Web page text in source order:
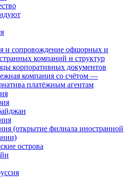
и сопровождение офшорных и
компаний и структур
корпоративных документов
компания со счётом —
платёжным агентам
(открытие филиала иностранной
острова